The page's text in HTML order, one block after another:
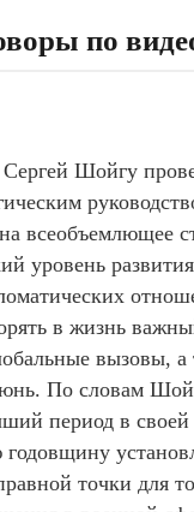
по
Шойгу
всеобъемлющее
уровень
в жизнь
вызовы,
По словам
период в своей
точки для